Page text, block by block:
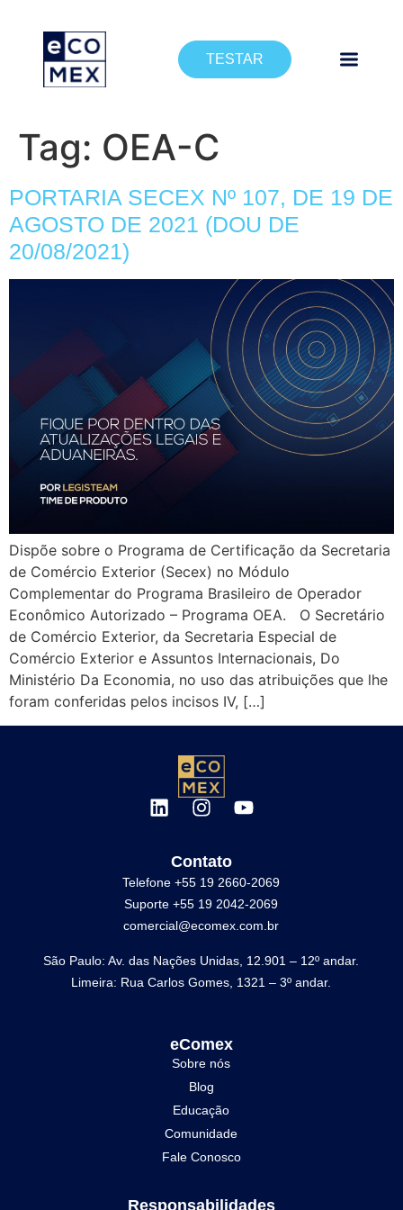
TESTAR
Tag: OEA-C
PORTARIA SECEX Nº 107, DE 19 DE
AGOSTO DE 2021 (DOU DE
20/08/2021)
Dispõe sobre o Programa de Certificação da Secretaria
de Comércio Exterior (Secex) no Módulo
Complementar do Programa Brasileiro de Operador
Econômico Autorizado – Programa OEA. O Secretário
de Comércio Exterior, da Secretaria Especial de
Comércio Exterior e Assuntos Internacionais, Do
Ministério Da Economia, no uso das atribuições que lhe
foram conferidas pelos incisos IV, […]
Contato
Telefone +55 19 2660-2069
Suporte +55 19 2042-2069
comercial@ecomex.com.br
São Paulo: Av. das Nações Unidas, 12.901 – 12º andar.
Limeira: Rua Carlos Gomes, 1321 – 3º andar.
eComex
Sobre nós
Blog
Educação
Comunidade
Fale Conosco
Responsabilidades